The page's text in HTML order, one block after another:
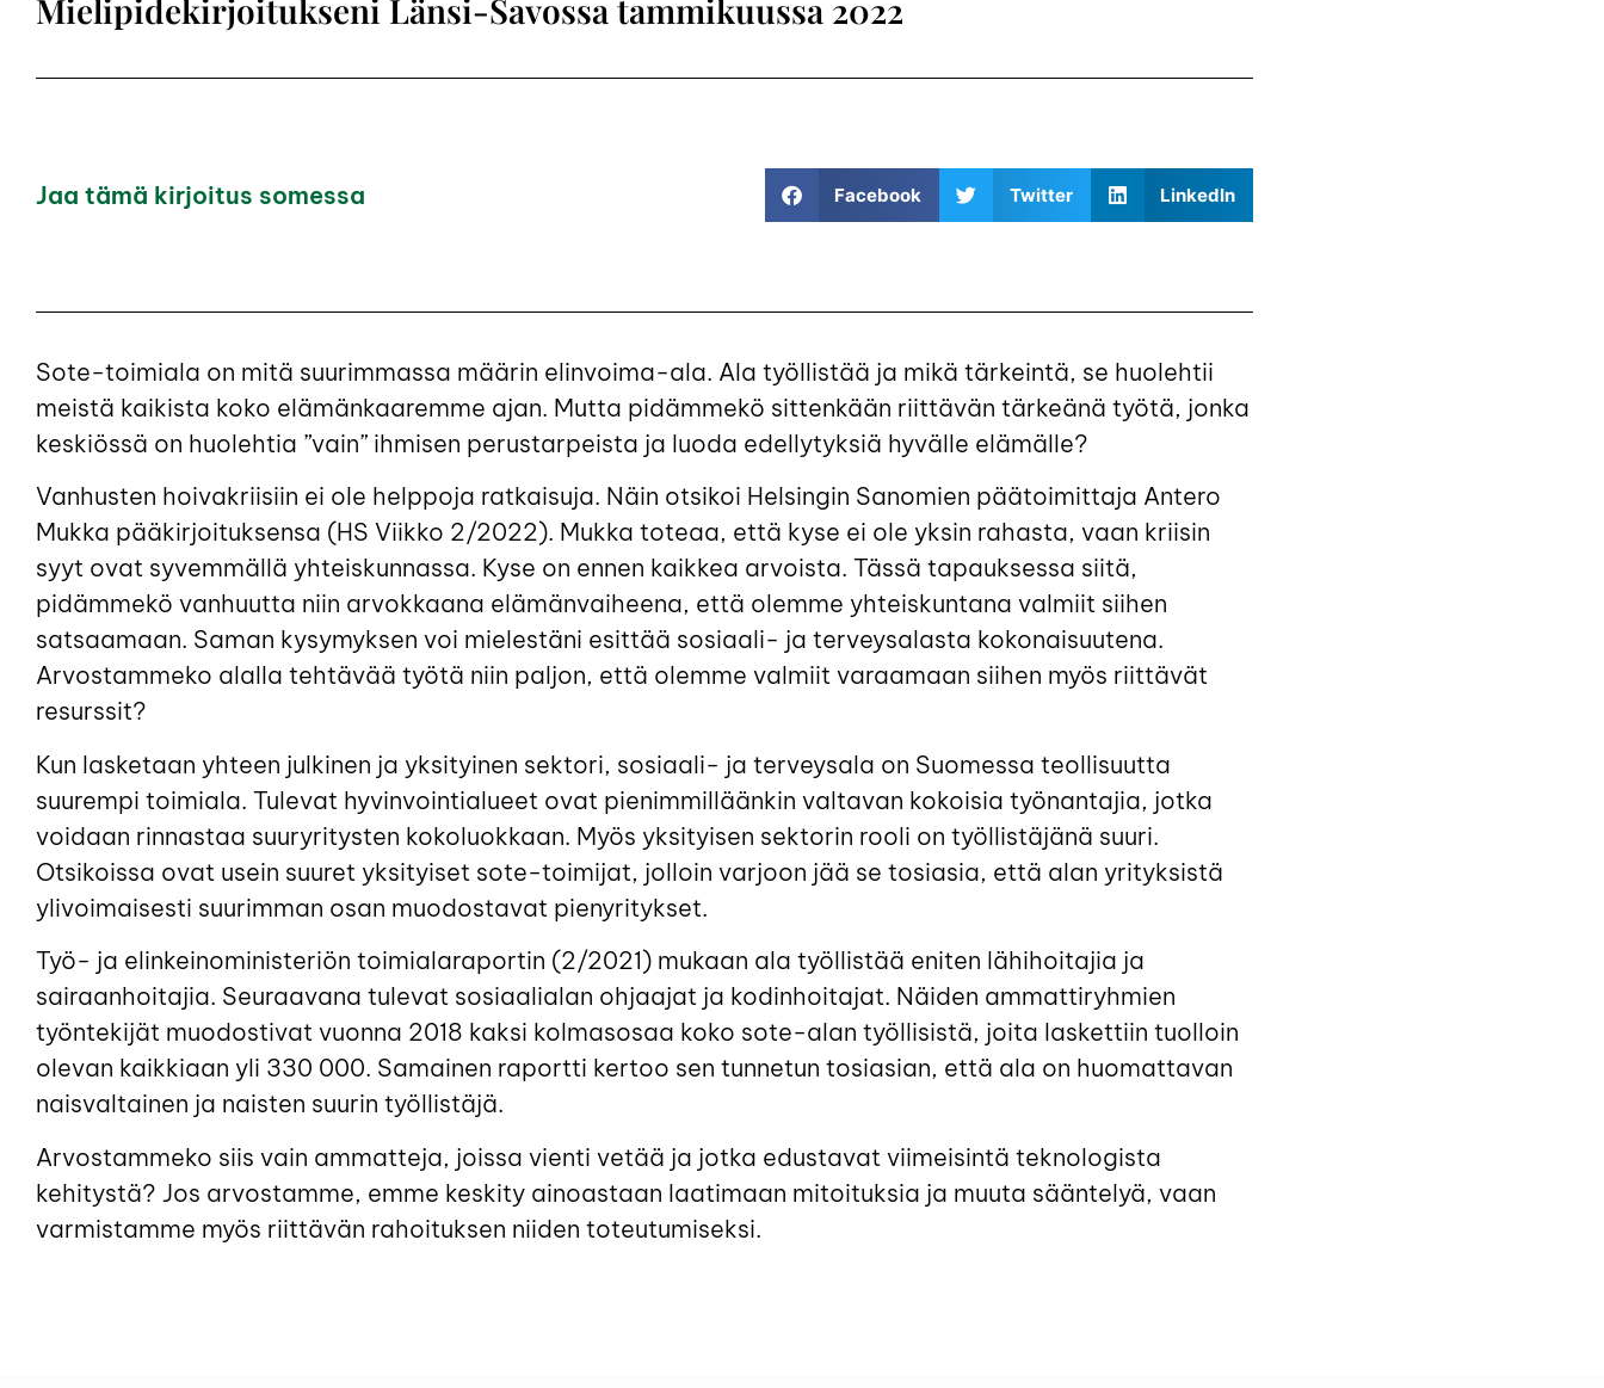
Mielipidekirjoitukseni Länsi-Savossa tammikuussa 2022
Jaa tämä kirjoitus somessa Facebook Twitter LinkedIn
Sote-toimiala on mitä suurimmassa määrin elinvoima-ala. Ala työllistää ja mikä tärkeintä, se huolehtii
meistä kaikista koko elämänkaaremme ajan. Mutta pidämmekö sittenkään riittävän tärkeänä työtä, jonka
keskiössä on huolehtia ”vain” ihmisen perustarpeista ja luoda edellytyksiä hyvälle elämälle?
Vanhusten hoivakriisiin ei ole helppoja ratkaisuja. Näin otsikoi Helsingin Sanomien päätoimittaja Antero
Mukka pääkirjoituksensa (HS Viikko 2/2022). Mukka toteaa, että kyse ei ole yksin rahasta, vaan kriisin
syyt ovat syvemmällä yhteiskunnassa. Kyse on ennen kaikkea arvoista. Tässä tapauksessa siitä,
pidämmekö vanhuutta niin arvokkaana elämänvaiheena, että olemme yhteiskuntana valmiit siihen
satsaamaan. Saman kysymyksen voi mielestäni esittää sosiaali- ja terveysalasta kokonaisuutena.
Arvostammeko alalla tehtävää työtä niin paljon, että olemme valmiit varaamaan siihen myös riittävät
resurssit?
Kun lasketaan yhteen julkinen ja yksityinen sektori, sosiaali- ja terveysala on Suomessa teollisuutta
suurempi toimiala. Tulevat hyvinvointialueet ovat pienimmilläänkin valtavan kokoisia työnantajia, jotka
voidaan rinnastaa suuryritysten kokoluokkaan. Myös yksityisen sektorin rooli on työllistäjänä suuri.
Otsikoissa ovat usein suuret yksityiset sote-toimijat, jolloin varjoon jää se tosiasia, että alan yrityksistä
ylivoimaisesti suurimman osan muodostavat pienyritykset.
Työ- ja elinkeinoministeriön toimialaraportin (2/2021) mukaan ala työllistää eniten lähihoitajia ja
sairaanhoitajia. Seuraavana tulevat sosiaalialan ohjaajat ja kodinhoitajat. Näiden ammattiryhmien
työntekijät muodostivat vuonna 2018 kaksi kolmasosaa koko sote-alan työllisistä, joita laskettiin tuolloin
olevan kaikkiaan yli 330 000. Samainen raportti kertoo sen tunnetun tosiasian, että ala on huomattavan
naisvaltainen ja naisten suurin työllistäjä.
Arvostammeko siis vain ammatteja, joissa vienti vetää ja jotka edustavat viimeisintä teknologista
kehitystä? Jos arvostamme, emme keskity ainoastaan laatimaan mitoituksia ja muuta sääntelyä, vaan
varmistamme myös riittävän rahoituksen niiden toteutumiseksi.